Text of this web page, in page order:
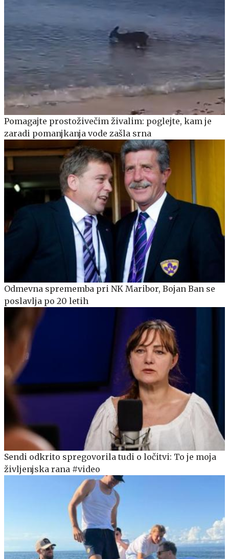
Pomagajte prostoživečim živalim: poglejte, kam je
zaradi pomanjkanja vode zašla srna
Odmevna sprememba pri NK Maribor, Bojan Ban se
poslavlja po 20 letih
Sendi odkrito spregovorila tudi o ločitvi: To je moja
življenjska rana #video